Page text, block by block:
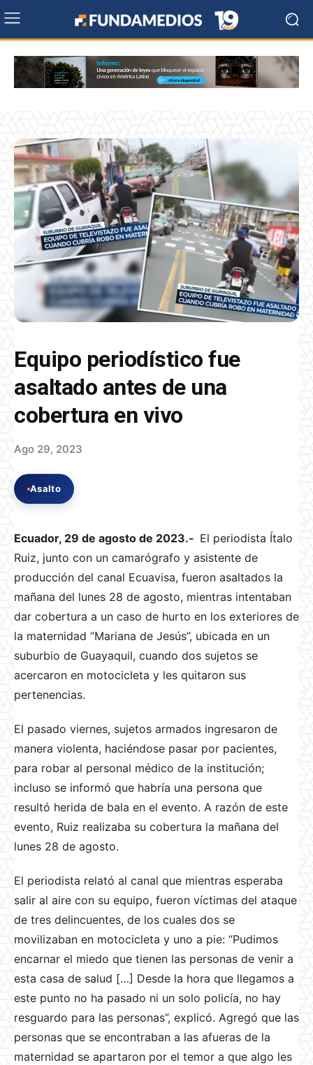
Equipo periodístico fue
asaltado antes de una
cobertura en vivo
Ago 29, 2023
Asalto
Ecuador, 29 de agosto de 2023.- El periodista Ítalo
Ruiz, junto con un camarógrafo y asistente de
producción del canal Ecuavisa, fueron asaltados la
mañana del lunes 28 de agosto, mientras intentaban
dar cobertura a un caso de hurto en los exteriores de
la maternidad “Mariana de Jesús”, ubicada en un
suburbio de Guayaquil, cuando dos sujetos se
acercaron en motocicleta y les quitaron sus
pertenencias.
El pasado viernes, sujetos armados ingresaron de
manera violenta, haciéndose pasar por pacientes,
para robar al personal médico de la institución;
incluso se informó que habría una persona que
resultó herida de bala en el evento. A razón de este
evento, Ruiz realizaba su cobertura la mañana del
lunes 28 de agosto.
El periodista relató al canal que mientras esperaba
salir al aire con su equipo, fueron víctimas del ataque
de tres delincuentes, de los cuales dos se
movilizaban en motocicleta y uno a pie: “Pudimos
encarnar el miedo que tienen las personas de venir a
esta casa de salud […] Desde la hora que llegamos a
este punto no ha pasado ni un solo policía, no hay
resguardo para las personas”, explicó. Agregó que las
personas que se encontraban a las afueras de la
maternidad se apartaron por el temor a que algo les